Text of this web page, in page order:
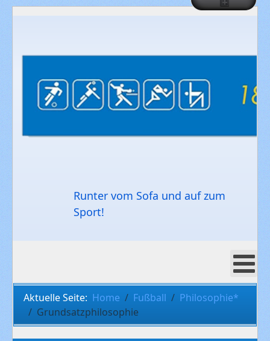
Runter vom Sofa und auf zum
Sport!
Aktuelle Seite: Home Fußball
Philosophie*
Grundsatzphilosophie